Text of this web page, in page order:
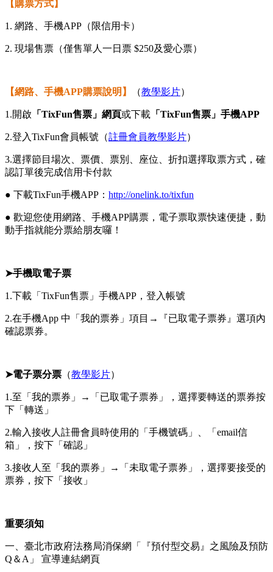
【購票方式】
1. 網路、手機APP（限信用卡）
2. 現場售票（僅售單人一日票 $250及愛心票）
【網路、手機APP購票說明】 （教學影片）
1.開啟 「TixFun售票」網頁或下載 「TixFun售票」手機APP
2.登入TixFun會員帳號（註冊會員教學影片）
3.選擇節目場次、票價、票別、座位、折扣選擇取票方式，確
認訂單後完成信用卡付款
● 下載TixFun手機APP： http://onelink.to/tixfun
● 歡迎您使用網路、手機APP購票，電子票取票快速便捷，動
動手指就能分票給朋友囉！
➤手機取電子票
1.下載「TixFun售票」手機APP，登入帳號
2.在手機App 中「我的票券」項目→『已取電子票券』選項內
確認票券。
➤電子票分票 （教學影片）
1.至「我的票券」→「已取電子票券」，選擇要轉送的票券按
下「轉送」
2.輸入接收人註冊會員時使用的「手機號碼」、「email信
箱」，按下「確認」
3.接收人至「我的票券」→「未取電子票券」，選擇要接受的
票券，按下「接收」
重要須知
一、臺北市政府法務局消保網「『預付型交易』之風險及預防
Q＆A」 宣導連結網頁